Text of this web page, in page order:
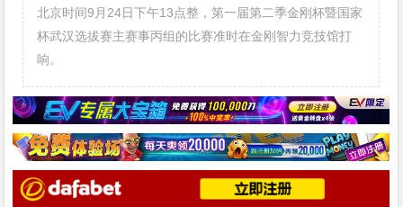
北京时间9月24日下午13点整，第一届第二季金刚杯暨国家
杯武汉选拔赛主赛事丙组的比赛准时在金刚智力竞技馆打
响。